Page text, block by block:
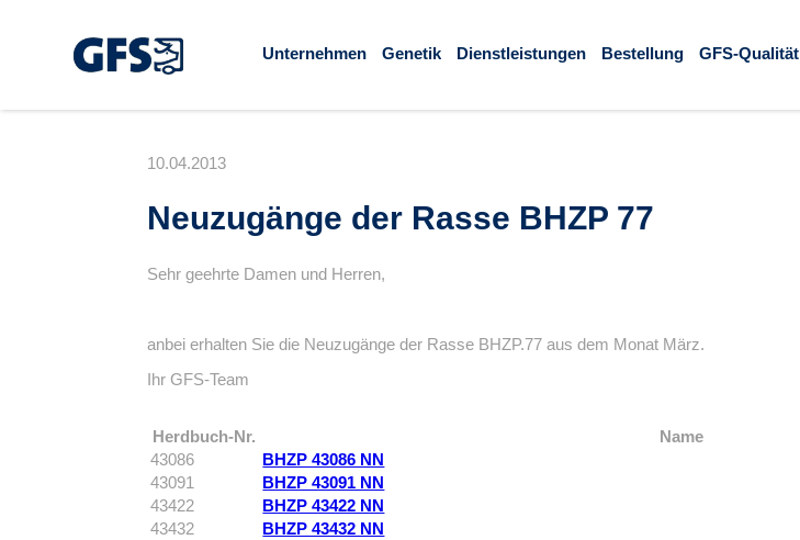
Unternehmen Genetik Dienstleistungen Bestellung GFS-Qualität
10.04.2013
Neuzugänge der Rasse BHZP 77
Sehr geehrte Damen und Herren,
anbei erhalten Sie die Neuzugänge der Rasse BHZP.77 aus dem Monat März.
Ihr GFS-Team
Herdbuch-Nr. Name
43086
BHZP 43086 NN
43091
BHZP 43091 NN
43422
BHZP 43422 NN
43432
BHZP 43432 NN